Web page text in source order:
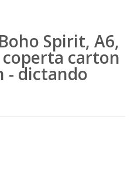
Spirit, A6,
carton
- dictando